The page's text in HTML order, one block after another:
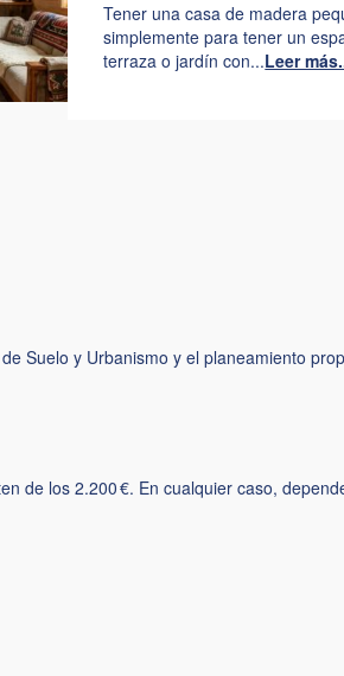
Tener una casa de madera
simplemente para tener un
terraza o jardín con...Leer
Suelo y Urbanismo y el planeamiento
de los 2.200 €. En cualquier caso,